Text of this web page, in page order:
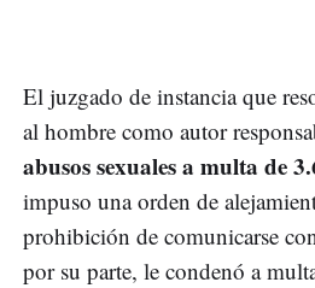
El juzgado de instancia que
al hombre como autor
abusos sexuales a multa de
impuso una orden de
prohibición de comunicarse
por su parte, le condenó a